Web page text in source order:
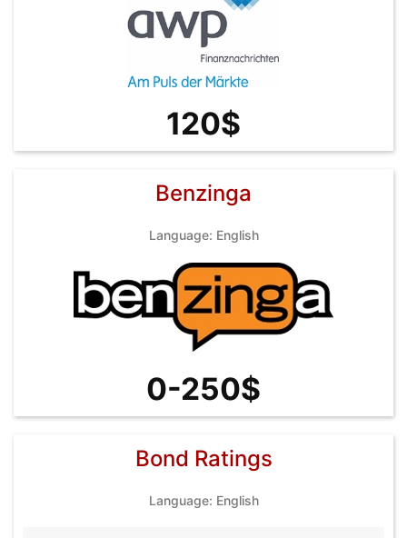
120$
Benzinga
Language: English
0-250$
Bond Ratings
Language: English